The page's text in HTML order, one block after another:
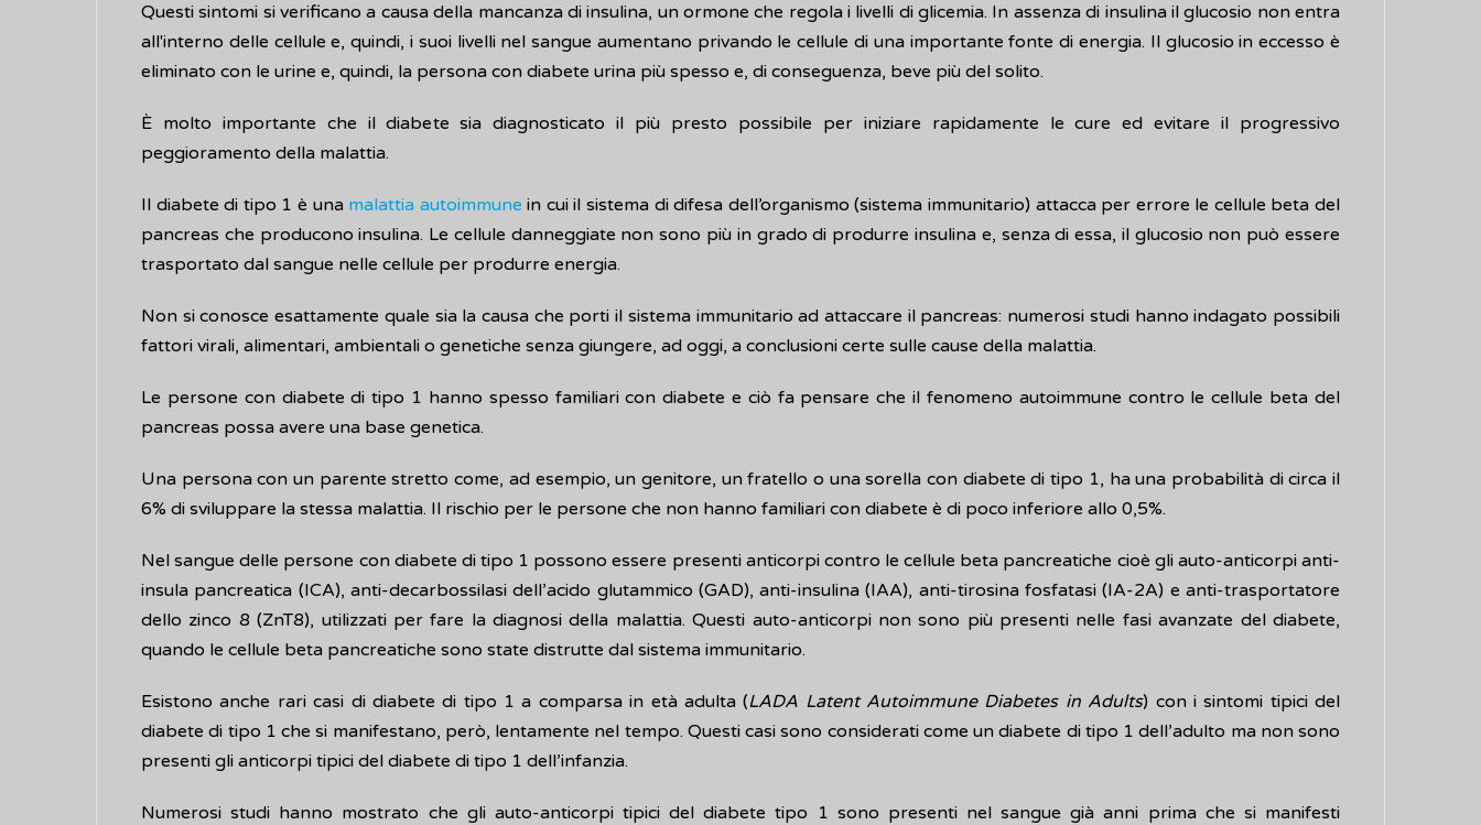
Questi sintomi si verificano a causa della mancanza di insulina, un ormone che regola i livelli di glicemia. In assenza di insulina il glucosio non entra
all'interno delle cellule e, quindi, i suoi livelli nel sangue aumentano privando le cellule di una importante fonte di energia. Il glucosio in eccesso è
eliminato con le urine e, quindi, la persona con diabete urina più spesso e, di conseguenza, beve più del solito.
È molto importante che il diabete sia diagnosticato il più presto possibile per iniziare rapidamente le cure ed evitare il progressivo
peggioramento della malattia.
Il diabete di tipo 1 è una malattia autoimmune in cui il sistema di difesa dell’organismo (sistema immunitario) attacca per errore le cellule beta del
pancreas che producono insulina. Le cellule danneggiate non sono più in grado di produrre insulina e, senza di essa, il glucosio non può essere
trasportato dal sangue nelle cellule per produrre energia.
Non si conosce esattamente quale sia la causa che porti il sistema immunitario ad attaccare il pancreas: numerosi studi hanno indagato possibili
fattori virali, alimentari, ambientali o genetiche senza giungere, ad oggi, a conclusioni certe sulle cause della malattia.
Le persone con diabete di tipo 1 hanno spesso familiari con diabete e ciò fa pensare che il fenomeno autoimmune contro le cellule beta del
pancreas possa avere una base genetica.
Una persona con un parente stretto come, ad esempio, un genitore, un fratello o una sorella con diabete di tipo 1, ha una probabilità di circa il
6% di sviluppare la stessa malattia. Il rischio per le persone che non hanno familiari con diabete è di poco inferiore allo 0,5%.
Nel sangue delle persone con diabete di tipo 1 possono essere presenti anticorpi contro le cellule beta pancreatiche cioè gli auto-anticorpi anti-
insula pancreatica (ICA), anti-decarbossilasi dell’acido glutammico (GAD), anti-insulina (IAA), anti-tirosina fosfatasi (IA-2A) e anti-trasportatore
dello zinco 8 (ZnT8), utilizzati per fare la diagnosi della malattia. Questi auto-anticorpi non sono più presenti nelle fasi avanzate del diabete,
quando le cellule beta pancreatiche sono state distrutte dal sistema immunitario.
Esistono anche rari casi di diabete di tipo 1 a comparsa in età adulta (LADA Latent Autoimmune Diabetes in Adults) con i sintomi tipici del
diabete di tipo 1 che si manifestano, però, lentamente nel tempo. Questi casi sono considerati come un diabete di tipo 1 dell’adulto ma non sono
presenti gli anticorpi tipici del diabete di tipo 1 dell’infanzia.
Numerosi studi hanno mostrato che gli auto-anticorpi tipici del diabete tipo 1 sono presenti nel sangue già anni prima che si manifesti